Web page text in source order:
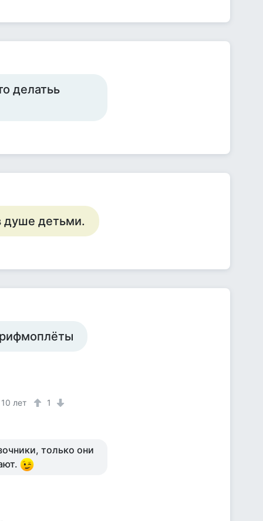
делатьь
душе детьми.
10 лет 1
только они